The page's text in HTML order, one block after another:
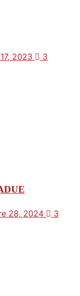
2023 3
28, 2024 3